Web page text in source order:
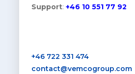
Support: +46 10 551 77 92
+46 722 331 474
contact@vemcogroup.com